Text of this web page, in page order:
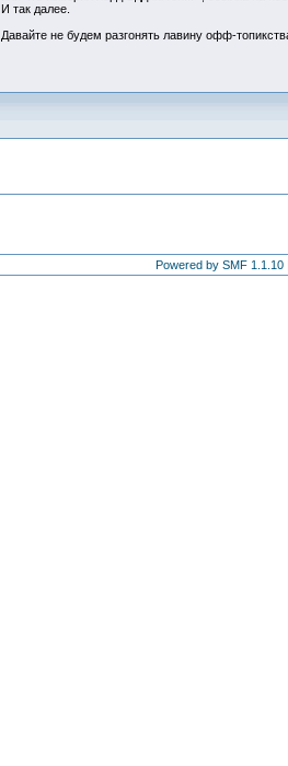
И так далее.
Давайте не будем разгонять лавину офф-
Powered by SMF 1.1.10